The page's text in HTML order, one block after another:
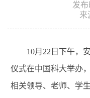
发布
来
10月22日下午，
仪式在中国科大举办
相关领导、老师、学